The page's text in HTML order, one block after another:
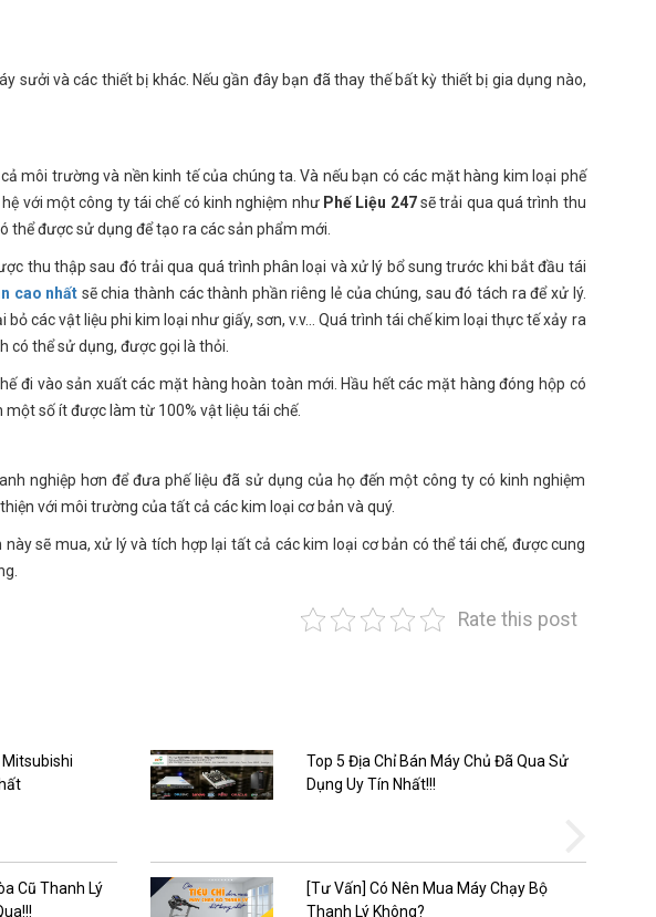
sưởi và các thiết bị khác. Nếu gần đây bạn đã thay thế bất kỳ thiết bị gia dụng nào,
môi trường và nền kinh tế của chúng ta. Và nếu bạn có các mặt hàng kim loại phế
với một công ty tái chế có kinh nghiệm như Phế Liệu 247sẽ trải qua quá trình thu
được sử dụng để tạo ra các sản phẩm mới.
thu thập sau đó trải qua quá trình phân loại và xử lý bổ sung trước khi bắt đầu tái
cao nhất sẽ chia thành các thành phần riêng lẻ của chúng, sau đó tách ra để xử lý.
các vật liệu phi kim loại như giấy, sơn, v.v… Quá trình tái chế kim loại thực tế xảy ra
có thể sử dụng, được gọi là thỏi.
đi vào sản xuất các mặt hàng hoàn toàn mới. Hầu hết các mặt hàng đóng hộp có
số ít được làm từ 100% vật liệu tái chế.
nghiệp hơn để đưa phế liệu đã sử dụng của họ đến một công ty có kinh nghiệm
với môi trường của tất cả các kim loại cơ bản và quý.
sẽ mua, xử lý và tích hợp lại tất cả các kim loại cơ bản có thể tái chế, được cung
Rate this post
Top 5 Địa Chỉ Bán Máy Chủ Đã Qua Sử
Dụng Uy Tín Nhất!!!
Cũ Thanh Lý
[Tư Vấn] Có Nên Mua Máy Chạy Bộ
Thanh Lý Không?